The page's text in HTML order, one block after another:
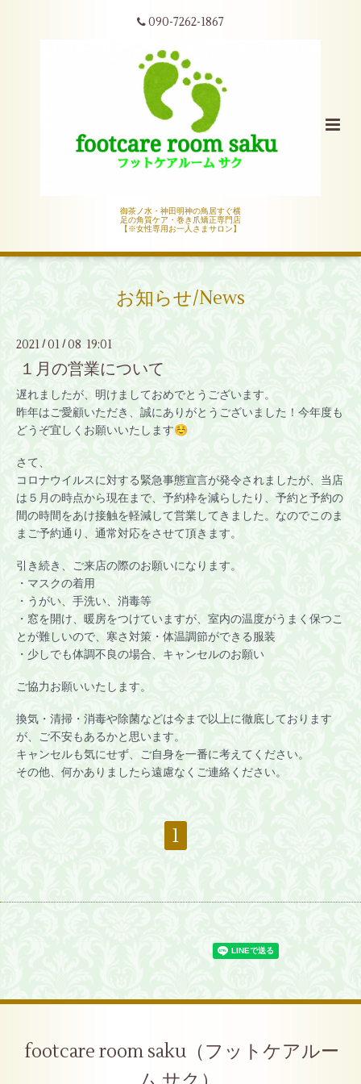
090-7262-1867
御茶ノ水・神田明神の鳥居すぐ横
足の角質ケア・巻き爪矯正専門店
【※女性専用お一人さまサロン】
お知らせ/News
2021 /01 /08 19:01
１月の営業について
遅れましたが、 明けましておめでとうございます。
昨年はご愛顧いただき、誠にありがとうございました！今年度も
どうぞ宜しくお願いいたします☺
さて、
コロナウイルスに対する緊急事態宣言が発令されましたが、当店
は５月の時点から現在まで、予約枠を減らしたり、予約と予約の
間の時間をあけ接触を軽減して営業してきました。なのでこのま
まご予約通り、通常対応をさせて頂きます。
引き続き、ご来店の際のお願いになります。
・マスクの着用
・うがい、手洗い、消毒等
・窓を開け、暖房をつけていますが、室内の温度がうまく保つこ
とが難しいので、寒さ対策・体温調節ができる服装
・少しでも体調不良の場合、キャンセルのお願い
ご協力お願いいたします。
換気・清掃・消毒や除菌などは今まで以上に徹底しております
が、ご不安もあるかと思います。
キャンセルも気にせず、ご自身を一番に考えてください。
その他、何かありましたら遠慮なくご連絡ください。
1
footcare room saku（フットケアルー